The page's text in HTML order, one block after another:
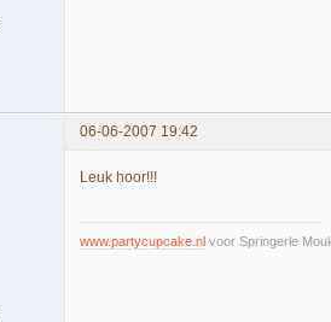
06-06-2007 19:42
Leuk hoor!!!
www.partycupcake.nl voor Springerle